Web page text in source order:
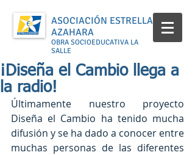
ASOCIACIÓN ESTRELLA
AZAHARA
OBRA SOCIOEDUCATIVA LA
SALLE
¡Diseña el Cambio llega a
la radio!
Últimamente nuestro proyecto
Diseña el Cambio ha tenido mucha
difusión y se ha dado a conocer entre
muchas personas de las diferentes